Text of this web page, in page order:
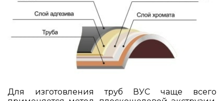
Для изготовления труб ВУС чаще всего